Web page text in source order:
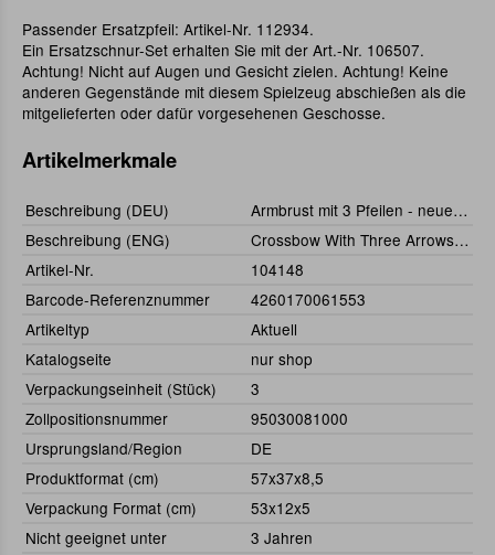
Passender Ersatzpfeil: Artikel-Nr. 112934.
Ein Ersatzschnur-Set erhalten Sie mit der Art.-Nr. 106507.
Achtung! Nicht auf Augen und Gesicht zielen. Achtung! Keine
anderen Gegenstände mit diesem Spielzeug abschießen als die
mitgelieferten oder dafür vorgesehenen Geschosse.
Artikelmerkmale
Beschreibung (DEU)
Armbrust mit 3 Pfeilen - neue Ausführung
Beschreibung (ENG)
Crossbow With Three Arrows - New Version
Artikel-Nr.
104148
Barcode-Referenznummer
4260170061553
Artikeltyp
Aktuell
Katalogseite
nur shop
Verpackungseinheit (Stück)
3
Zollpositionsnummer
95030081000
Ursprungsland/Region
DE
Produktformat (cm)
57x37x8,5
Verpackung Format (cm)
53x12x5
Nicht geeignet unter
3 Jahren